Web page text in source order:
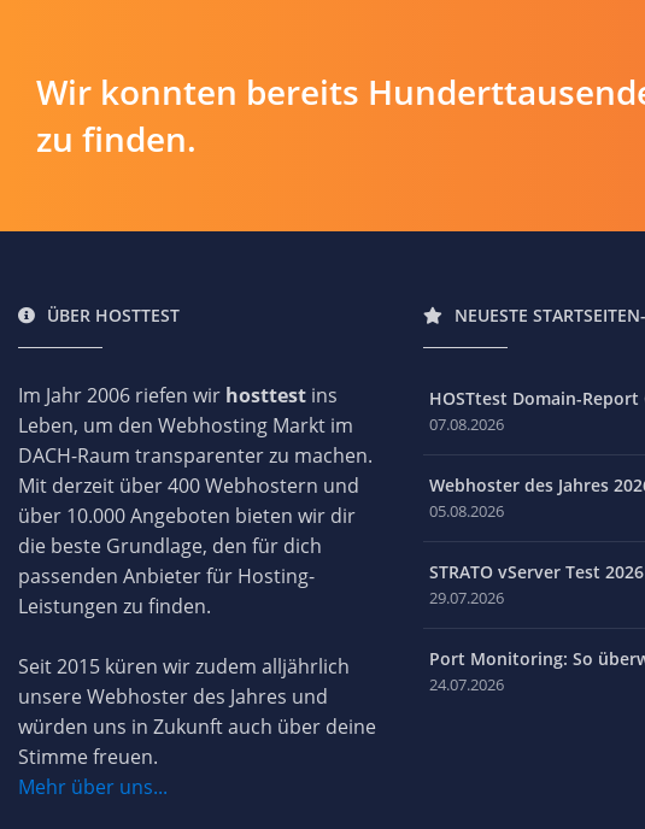
Wir konnten bereits
zu finden.
ÜBER HOSTTEST
Im Jahr 2006 riefen wir hosttest ins
Leben, um den Webhosting Markt im
DACH-Raum transparenter zu machen.
Mit derzeit über 400 Webhostern und
über 10.000 Angeboten bieten wir dir
die beste Grundlage, den für dich
passenden Anbieter für Hosting-
Leistungen zu finden.
Seit 2015 küren wir zudem alljährlich
unsere Webhoster des Jahres und
würden uns in Zukunft auch über deine
Stimme freuen.
Mehr über uns...
NEUESTE
HOSTtest Domain-Report
07.08.2026
Webhoster des Jahres
05.08.2026
STRATO vServer Test 2026
29.07.2026
Port Monitoring: So
24.07.2026